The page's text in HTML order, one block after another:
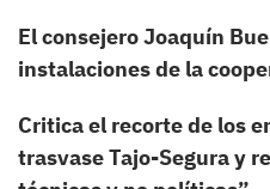
El consejero Joaquín
instalaciones de la
Critica el recorte de los
trasvase Tajo-Segura y